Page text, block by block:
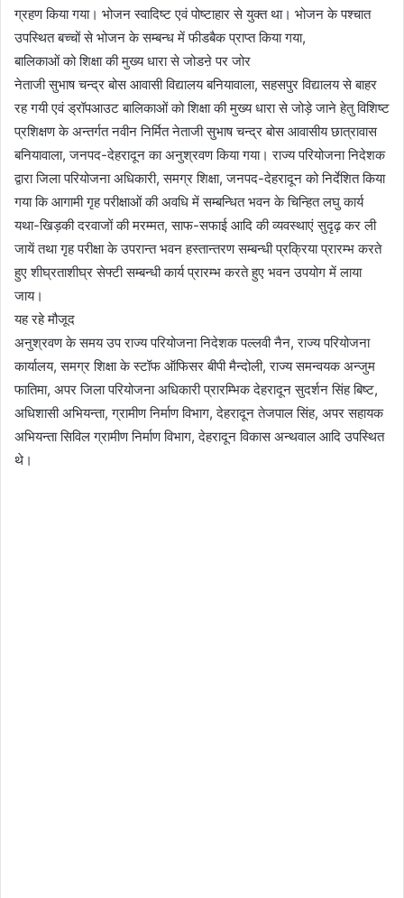
ग्रहण किया गया। भोजन स्वादिष्ट एवं पोष्टाहार से युक्त था। भोजन के पश्चात
उपस्थित बच्चों से भोजन के सम्बन्ध में फीडबैक प्राप्त किया गया,
बालिकाओं को शिक्षा की मुख्य धारा से जोडऩे पर जोर
नेताजी सुभाष चन्द्र बोस आवासी विद्यालय बनियावाला, सहसपुर विद्यालय से बाहर
रह गयी एवं ड्रॉपआउट बालिकाओं को शिक्षा की मुख्य धारा से जोड़े जाने हेतु विशिष्ट
प्रशिक्षण के अन्तर्गत नवीन निर्मित नेताजी सुभाष चन्द्र बोस आवासीय छात्रावास
बनियावाला, जनपद-देहरादून का अनुश्रवण किया गया। राज्य परियोजना निदेशक
द्वारा जिला परियोजना अधिकारी, समग्र शिक्षा, जनपद-देहरादून को निर्देशित किया
गया कि आगामी गृह परीक्षाओं की अवधि में सम्बन्धित भवन के चिन्हित लघु कार्य
यथा-खिड़की दरवाजों की मरम्मत, साफ-सफाई आदि की व्यवस्थाएं सुदृढ़ कर ली
जायें तथा गृह परीक्षा के उपरान्त भवन हस्तान्तरण सम्बन्धी प्रक्रिया प्रारम्भ करते
हुए शीघ्रताशीघ्र सेफ्टी सम्बन्धी कार्य प्रारम्भ करते हुए भवन उपयोग में लाया
जाय।
यह रहे मौजूद
अनुश्रवण के समय उप राज्य परियोजना निदेशक पल्लवी नैन, राज्य परियोजना
कार्यालय, समग्र शिक्षा के स्टॉफ ऑफिसर बीपी मैन्दोली, राज्य समन्वयक अन्जुम
फातिमा, अपर जिला परियोजना अधिकारी प्रारम्भिक देहरादून सुदर्शन सिंह बिष्ट,
अधिशासी अभियन्ता, ग्रामीण निर्माण विभाग, देहरादून तेजपाल सिंह, अपर सहायक
अभियन्ता सिविल ग्रामीण निर्माण विभाग, देहरादून विकास अन्थवाल आदि उपस्थित
थे।